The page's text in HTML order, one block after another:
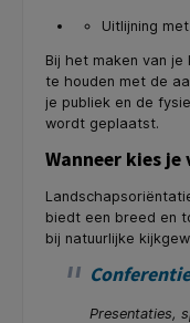
Uitlijning
Bij het maken van
te houden met de
je publiek en de
wordt geplaatst.
Wanneer kies
biedt een breed en
bij natuurlijke
Presentaties,